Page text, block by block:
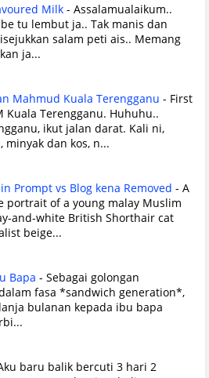
Milk - Assalamualaikum..
tu lembut ja.. Tak manis dan
salam peti ais.. Memang
ja...
Mahmud Kuala Terengganu - First
Kuala Terengganu. Huhuhu..
ikut jalan darat. Kali ni,
dan kos, n...
Prompt vs Blog kena Removed - A
portrait of a young malay Muslim
and-white British Shorthair cat
beige...
Bapa - Sebagai golongan
fasa *sandwich generation*,
bulanan kepada ibu bapa
baru balik bercuti 3 hari 2